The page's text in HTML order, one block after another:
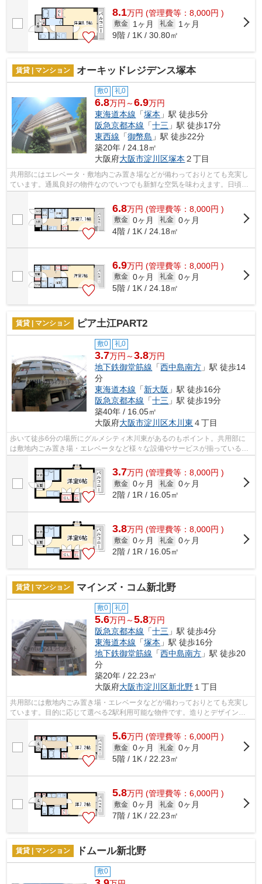
8.1万円 (管理費等：8,000円 )
敷金 1ヶ月 礼金
1ヶ月
9階 / 1K / 30.80㎡
賃貸 | マンション オーキッドレジデンス塚本
敷0 礼0
6.8万円～6.9万円
東海道本線 「塚本 」駅 徒歩5分
阪急京都本線 「十三 」駅 徒歩17分
東西線 「御幣島 」駅 徒歩22分
築20年 / 24.18㎡
大阪府大阪市淀川区塚本 ２丁目
共用部にはエレベータ・敷地内ごみ置き場などが備わっておりとても充実し
ています。通風良好の物件なのでいつでも新鮮な空気を味わえます。日頃か
6.8万円 (管理費等：8,000円 )
敷金 0ヶ月 礼金 0ヶ月
4階 / 1K / 24.18㎡
6.9万円 (管理費等：8,000円 )
敷金 0ヶ月 礼金 0ヶ月
5階 / 1K / 24.18㎡
賃貸 | マンション ピア土江PART2
敷0 礼0
3.7万円～3.8万円
地下鉄御堂筋線 「西中島南方 」駅 徒歩14
分
東海道本線 「新大阪 」駅 徒歩16分
阪急京都本線 「十三 」駅 徒歩19分
築40年 / 16.05㎡
大阪府大阪市淀川区木川東 ４丁目
歩いて徒歩6分の場所にグルメシティ木川東があるのもポイント。共用部に
は敷地内ごみ置き場・エレベータなど様々な設備やサービスが揃っているの
で便利です。2駅利用できるので電車を...
3.7万円 (管理費等：8,000円 )
敷金 0ヶ月 礼金 0ヶ月
2階 / 1R / 16.05㎡
3.8万円 (管理費等：8,000円 )
敷金 0ヶ月 礼金 0ヶ月
2階 / 1R / 16.05㎡
賃貸 | マンション マインズ・コム新北野
敷0 礼0
5.6万円～5.8万円
阪急京都本線 「十三 」駅 徒歩4分
東海道本線 「塚本 」駅 徒歩16分
地下鉄御堂筋線 「西中島南方 」駅 徒歩20
分
築20年 / 22.23㎡
大阪府大阪市淀川区新北野 １丁目
共用部には敷地内ごみ置き場・エレベータなどが備わっておりとても充実し
ています。目的に応じて選べる2駅利用可能な物件です。造りとデザインに
関して、自信をもって情報を提供できる...
5.6万円 (管理費等：6,000円 )
敷金 0ヶ月 礼金 0ヶ月
5階 / 1K / 22.23㎡
5.8万円 (管理費等：6,000円 )
敷金 0ヶ月 礼金 0ヶ月
7階 / 1K / 22.23㎡
賃貸 | マンション ドムール新北野
敷0